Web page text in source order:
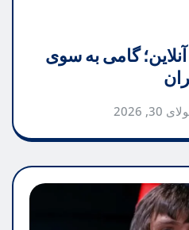
گامی به سوی
30, 2026